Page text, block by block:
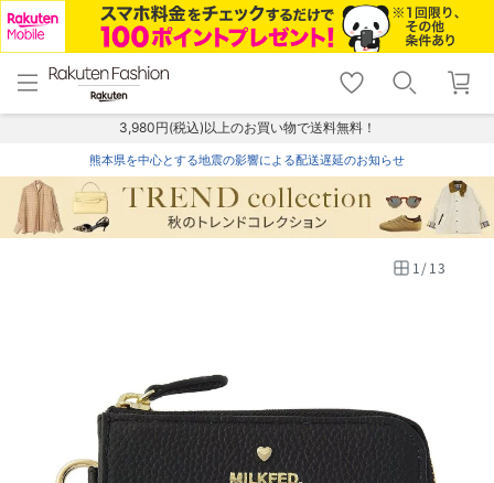
menu home
トップ
shopping_cart lock_outline
ログイン
3,980円(税込)以上のお買い物で送料無料！
熊本県を中心とする地震の影響による配送遅延のお知らせ
1/13